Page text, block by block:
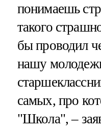
понимаешь
такого
бы проводил
нашу
самых, про
"Школа", –